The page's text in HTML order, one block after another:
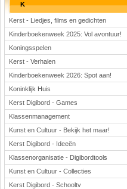
K
Kerst - Liedjes, films en gedichten
Kinderboekenweek 2025: Vol avontuur!
Koningsspelen
Kerst - Verhalen
Kinderboekenweek 2026: Spot aan!
Koninklijk Huis
Kerst Digibord - Games
Klassenmanagement
Kunst en Cultuur - Bekijk het maar!
Kerst Digibord - Ideeën
Klassenorganisatie - Digibordtools
Kunst en Cultuur - Collecties
Kerst Digibord - Schooltv